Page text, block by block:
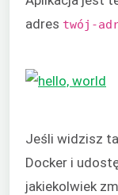
adres twój-
Jeśli widzisz
Docker i
jakiekolwiek